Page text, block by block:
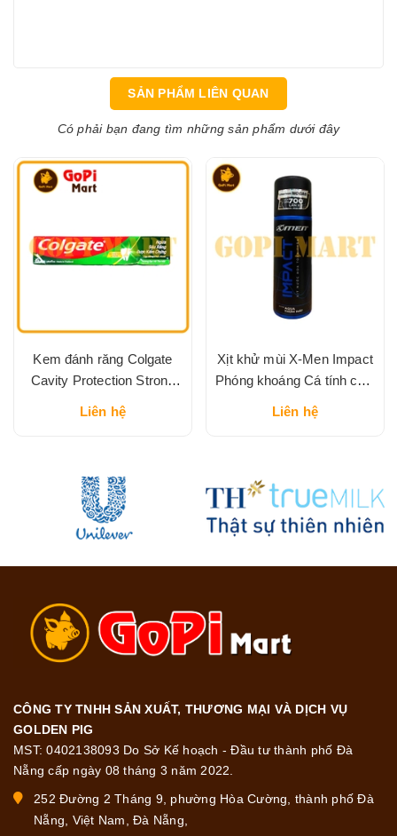
SẢN PHẨM LIÊN QUAN
Có phải bạn đang tìm những sản phẩm dưới đây
Kem đánh răng Colgate
Cavity Protection Strong
chắc khỏe 45g
Liên hệ
Xịt khử mùi X-Men Impact
Phóng khoáng Cá tính chai
Liên hệ
CÔNG TY TNHH SẢN XUẤT, THƯƠNG MẠI VÀ DỊCH VỤ
GOLDEN PIG
MST: 0402138093 Do Sở Kế hoạch - Đầu tư thành phố Đà
Nẵng cấp ngày 08 tháng 3 năm 2022.
252 Đường 2 Tháng 9, phường Hòa Cường, thành phố Đà
Nẵng, Việt Nam, Đà Nẵng,